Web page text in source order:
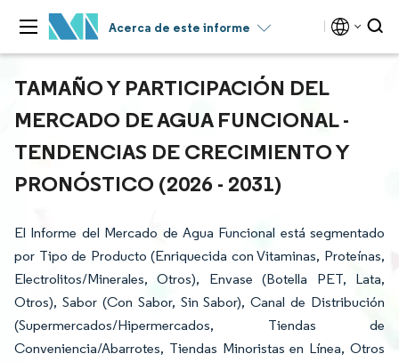
Acerca de este informe
TAMAÑO Y PARTICIPACIÓN DEL
MERCADO DE AGUA FUNCIONAL -
TENDENCIAS DE CRECIMIENTO Y
PRONÓSTICO (2026 - 2031)
El Informe del Mercado de Agua Funcional está segmentado
por Tipo de Producto (Enriquecida con Vitaminas, Proteínas,
Electrolitos/Minerales, Otros), Envase (Botella PET, Lata,
Otros), Sabor (Con Sabor, Sin Sabor), Canal de Distribución
(Supermercados/Hipermercados, Tiendas de
Conveniencia/Abarrotes, Tiendas Minoristas en Línea, Otros